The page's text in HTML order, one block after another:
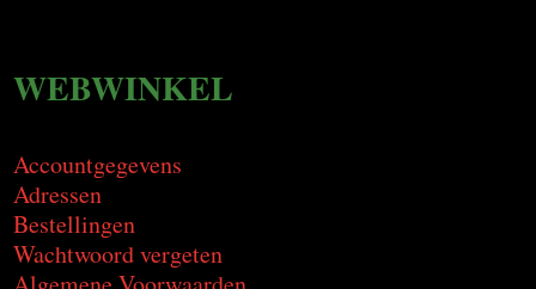
WEBWINKEL
Accountgegevens
Adressen
Bestellingen
Wachtwoord vergeten